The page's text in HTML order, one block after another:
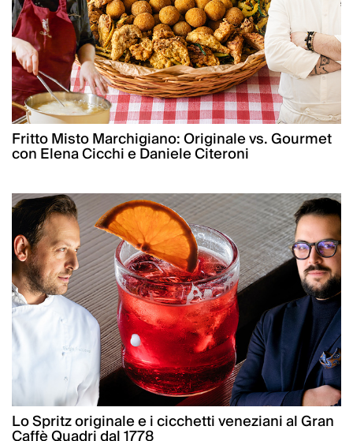
Fritto Misto Marchigiano: Originale vs. Gourmet
con Elena Cicchi e Daniele Citeroni
Lo Spritz originale e i cicchetti veneziani al Gran